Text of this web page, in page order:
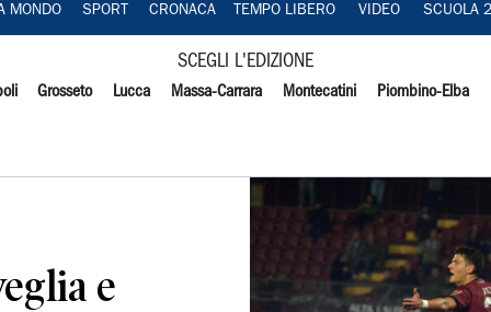
MONDO SPORT CRONACA TEMPO LIBERO VIDEO SCUOLA
SCEGLI L'EDIZIONE
Grosseto Lucca Massa-Carrara Montecatini Piombino-Elba
e